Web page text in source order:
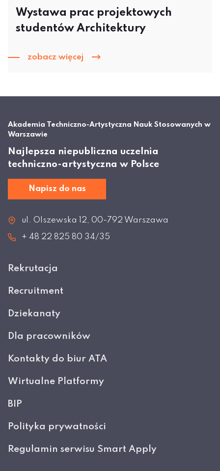
Wystawa prac projektowych
studentów Architektury
zobacz więcej
Akademia Techniczno-Artystyczna Nauk Stosowanych w
Warszawie
Najlepsza niepubliczna uczelnia
techniczno-artystyczna w Polsce
Napisz do nas
ul. Olszewska 12, 00-792 Warszawa
+ 48 22 825 80 34/35
Rekrutacja
Recruitment
Dziekanaty
Dla pracowników
Kontakty do biur ATA
Wirtualne Platformy
BIP
Polityka prywatności
Regulamin serwisu Smart Apply